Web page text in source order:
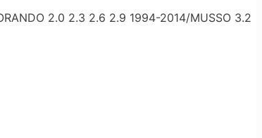
2.0 2.3 2.6 2.9 1994-2014/MUSSO 3.2